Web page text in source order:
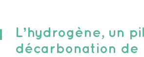
Lʼhydrogène, un
décarbonation de